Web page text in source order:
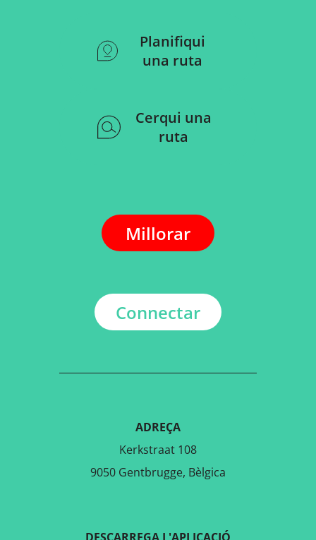
Planifiqui
una ruta
Cerqui una
ruta
Millorar
Connectar
ADREÇA
Kerkstraat 108
9050 Gentbrugge, Bèlgica